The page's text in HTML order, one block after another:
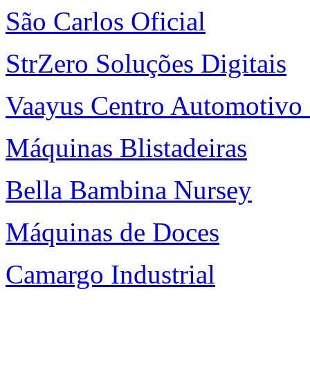
São Carlos Oficial
StrZero Soluções Digitais
Vaayus Centro Automotivo
Máquinas Blistadeiras
Bella Bambina Nursey
Máquinas de Doces
Camargo Industrial